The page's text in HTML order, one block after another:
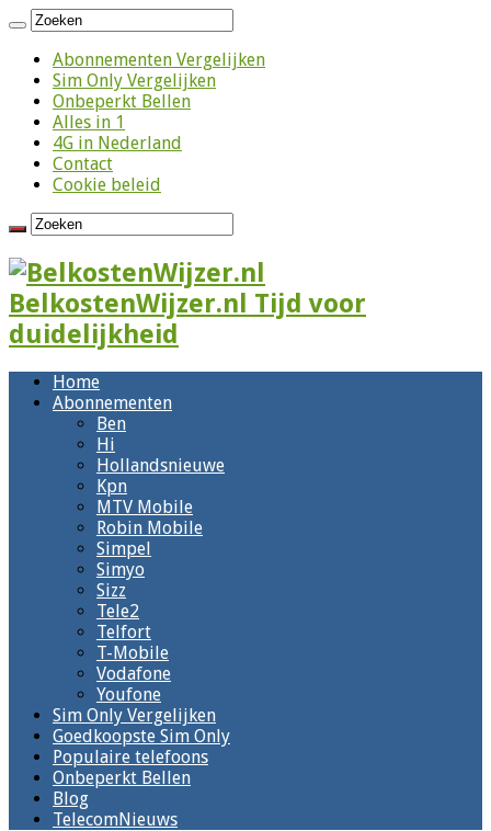
Abonnementen Vergelijken
Sim Only Vergelijken
Onbeperkt Bellen
Alles in 1
4G in Nederland
Contact
Cookie beleid
BelkostenWijzer.nl Tijd voor
duidelijkheid
Home
Abonnementen
Ben
Hi
Hollandsnieuwe
Kpn
MTV Mobile
Robin Mobile
Simpel
Simyo
Sizz
Tele2
Telfort
T-Mobile
Vodafone
Youfone
Sim Only Vergelijken
Goedkoopste Sim Only
Populaire telefoons
Onbeperkt Bellen
Blog
TelecomNieuws